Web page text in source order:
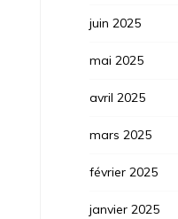
juin 2025
mai 2025
avril 2025
mars 2025
février 2025
janvier 2025